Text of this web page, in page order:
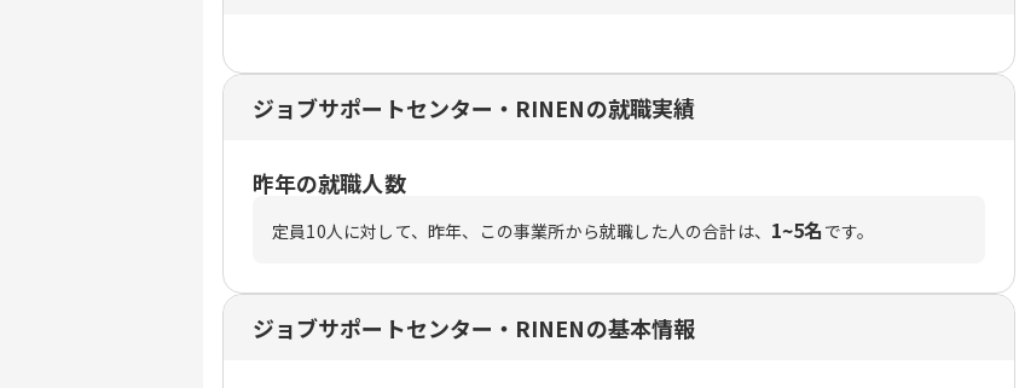
ジョブサポートセンター・RINENの就職実績
昨年の就職人数
定員10人に対して、昨年、この事業所から就職した人の合計は、 1~5名 です。
ジョブサポートセンター・RINENの基本情報